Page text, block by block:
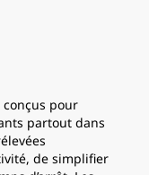
pour
partout dans
de simplifier